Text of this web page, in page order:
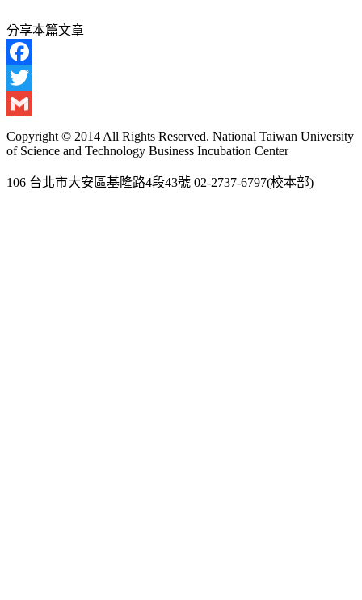
分享本篇文章
Facebook
Twitter
Gmail
Copyright © 2014 All Rights Reserved. National Taiwan University
of Science and Technology Business Incubation Center
106 台北市大安區基隆路4段43號 02-2737-6797(校本部)